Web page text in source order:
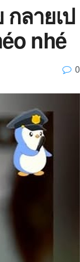
ลายเป
nhé
0